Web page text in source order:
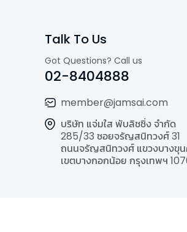
Talk To Us
Got Questions? Call us
02-8404888
member@jamsai.com
บริษัท แจ่มใส พับลิชชิ่ง จำกัด
285/33 ซอยจรัญสนิทวงศ์ 31
ถนนจรัญสนิทวงศ์ แขวงบางขุ
เขตบางกอกน้อย กรุงเทพฯ